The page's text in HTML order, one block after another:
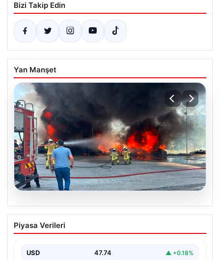
Bizi Takip Edin
Yan Manşet
06.08.2026
Dumanlar ilçeyi kapladı: Bursa’da
tamirhanede yangın
Piyasa Verileri
USD 47.74 ▲ +0.18%